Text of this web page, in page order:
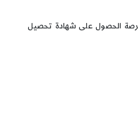
الحصول على شهادة تحصيل